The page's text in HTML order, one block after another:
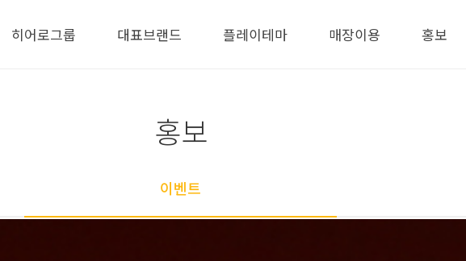
히어로그룹 대표브랜드 플레이테마 매장이용 홍보
홍보
이벤트